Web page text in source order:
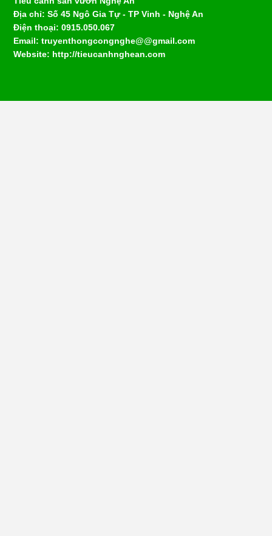
Địa chỉ: Số 45 Ngô Gia Tự - TP Vinh - Nghệ An
Điện thoại: 0915.050.067
Email: truyenthongcongnghe@@gmail.com
Website: http://tieucanhnghean.com